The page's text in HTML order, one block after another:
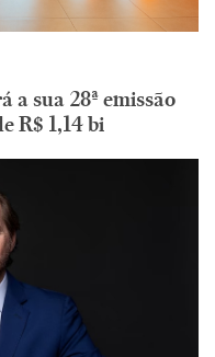
a sua 28ª emissão
R$ 1,14 bi